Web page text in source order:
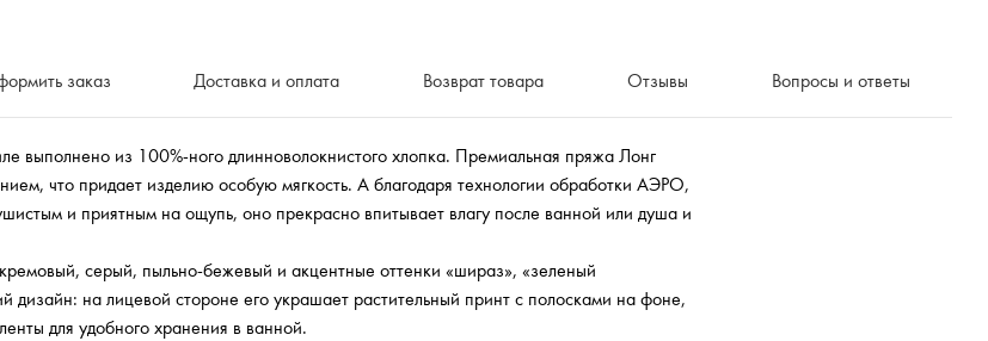
заказ Доставка и оплата Возврат товара Отзывы Вопросы и ответы
выполнено из 100%-ного длинноволокнистого хлопка. Премиальная пряжа Лонг
что придает изделию особую мягкость. А благодаря технологии обработки АЭРО,
и приятным на ощупь, оно прекрасно впитывает влагу после ванной или душа и
серый, пыльно-бежевый и акцентные оттенки «шираз», «зеленый
на лицевой стороне его украшает растительный принт с полосками на фоне,
для удобного хранения в ванной.